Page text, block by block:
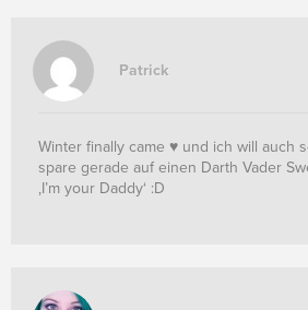
Patrick
Winter finally came ♥ und ich will auch
spare gerade auf einen Darth Vader
‚I’m your Daddy‘ :D